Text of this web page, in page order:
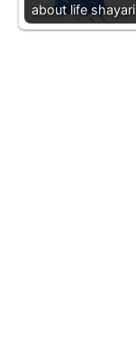
about life shayari